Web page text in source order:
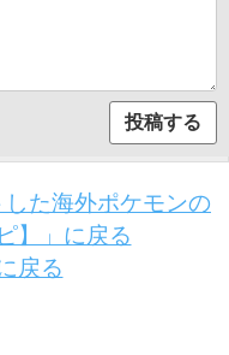
した海外ポケモンの
】」に戻る
戻る